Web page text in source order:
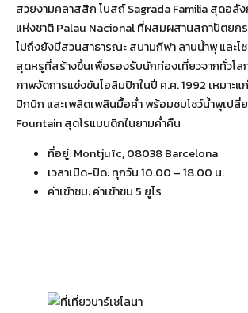
สวยงามคลาสสิก โบสถ์ Sagrada Familia สุดอลัง
แห่งชาติ Palau Nacional ที่ผสมผสานสถาปัตยก
ไปถึงยังมีสวนสาธารณะ สนามกีฬา ลานน้ำพุ และโ
สุดหรูที่สร้างขึ้นเพื่อรองรับนักท่องเที่ยวจากทั่วโล
ภาพจัดการแข่งขันโอลิมปิกในปี ค.ศ. 1992 เหมาะ
ปิกนิก และเพลิดเพลินมื้อค่ำ พร้อมชมโชว์น้ำพุเปลี่
Fountain สุดโรแมนติกในยามค่ำคืน
ที่อยู่: Montjuïc, 08038 Barcelona
เวลาเปิด-ปิด: ทุกวัน 10.00 – 18.00 น.
ค่าเข้าชม: ค่าเข้าชม 5 ยูโร